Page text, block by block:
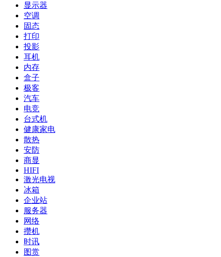
显示器
空调
固态
打印
投影
耳机
内存
盒子
极客
汽车
电竞
台式机
健康家电
散热
安防
商显
HIFI
激光电视
冰箱
企业站
服务器
网络
攒机
时讯
图赏